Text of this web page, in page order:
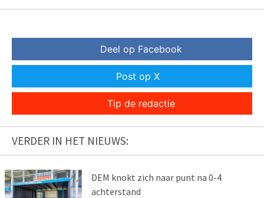
Deel op Facebook
Post op X
Tip de redactie
VERDER IN HET NIEUWS:
DEM knokt zich naar punt na 0-4
achterstand